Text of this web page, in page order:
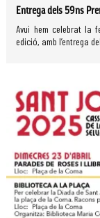
Entrega dels 59ns
Avui hem celebrat la
edició, amb l’entrega